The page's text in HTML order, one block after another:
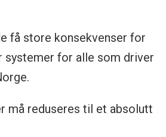
få store konsekvenser for
systemer for alle som driver
må reduseres til et absolutt